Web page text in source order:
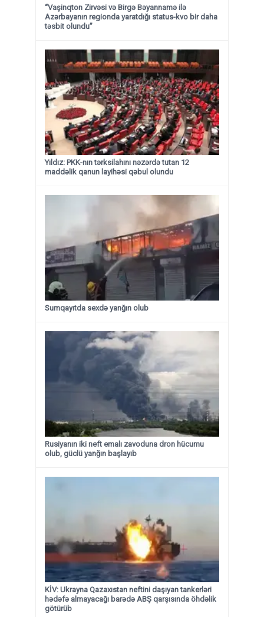
“Vaşinqton Zirvəsi və Birgə Bəyannamə ilə
Azərbayanın regionda yaratdığı status-kvo bir daha
təsbit olundu”
Yıldız: PKK-nın tərksilahını nəzərdə tutan 12
maddəlik qanun layihəsi qəbul olundu ​​​​​​​
Sumqayıtda sexdə yanğın olub
Rusiyanın iki neft emalı zavoduna dron hücumu
olub, güclü yanğın başlayıb
KİV: Ukrayna Qazaxıstan neftini daşıyan tankerləri
hədəfə almayacağı barədə ABŞ qarşısında öhdəlik
götürüb